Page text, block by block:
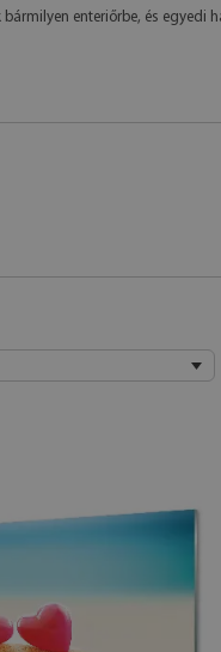
enteriőrbe, és